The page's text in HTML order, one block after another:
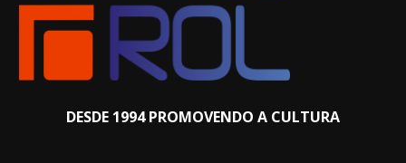
DESDE 1994 PROMOVENDO A CULTURA